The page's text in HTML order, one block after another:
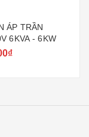
ÁP TRẦN
6KVA - 6KW